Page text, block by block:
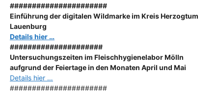
######################
Einführung der digitalen Wildmarke im Kreis Herzogtum
Lauenburg
Details hier …
#####################
Untersuchungszeiten im Fleischhygienelabor Mölln
aufgrund der Feiertage in den Monaten April und Mai
Details hier …
######################